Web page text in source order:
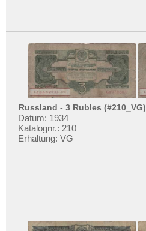
Russland - 3 Rubles (#210_VG)
Datum: 1934
Katalognr.: 210
Erhaltung: VG